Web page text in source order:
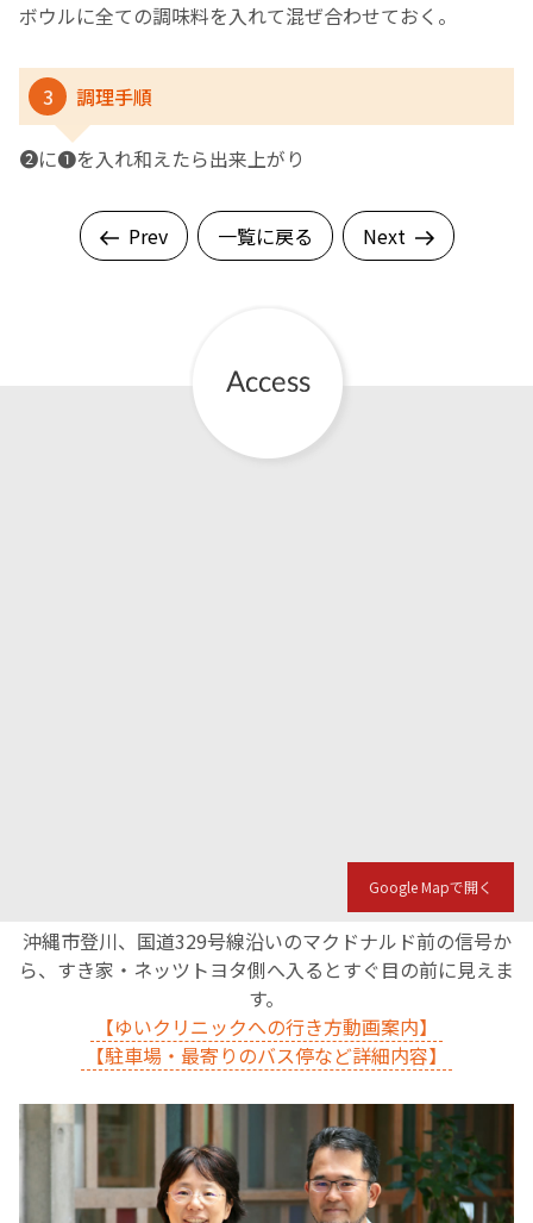
ボウルに全ての調味料を入れて混ぜ合わせておく。
3 調理手順
❷に❶を入れ和えたら出来上がり
Prev 一覧に戻る Next
Google Mapで開く
沖縄市登川、国道329号線沿いのマクドナルド前の信号か
ら、すき家・ネッツトヨタ側へ入るとすぐ目の前に見えま
す。
【ゆいクリニックへの行き方動画案内】
【駐車場・最寄りのバス停など詳細内容】